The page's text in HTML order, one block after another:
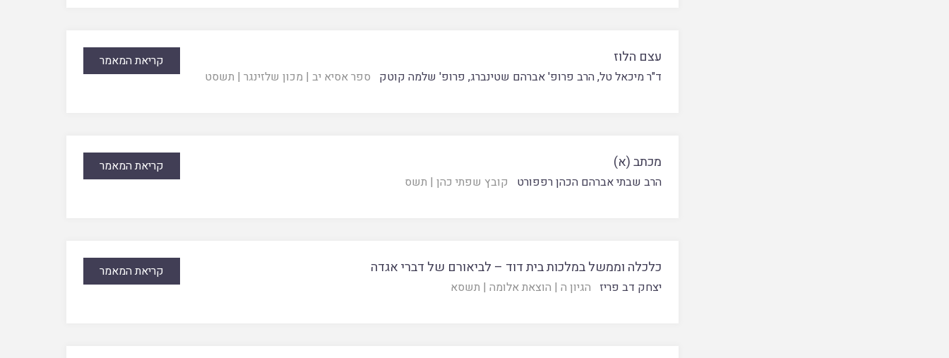
עצם הלוז
ד"ר מיכאל טל,הרב פרופ' אברהם שטינברג, פרופ' שלמה קוטק ספר אסיא יב | מכון שלזינגר | תשסט
קריאת המאמר
מכתב (א)
הרב שבתי אברהם הכהן רפפורט קובץ שפתי כהן | תשס
קריאת המאמר
כלכלה וממשל במלכות בית דוד – לביאורם של דברי אגדה
יצחק דב פריז הגיון ה | הוצאת אלומה | תשסא
קריאת המאמר